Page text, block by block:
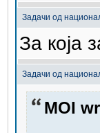
Задачи од
За која
Задачи од
MOI